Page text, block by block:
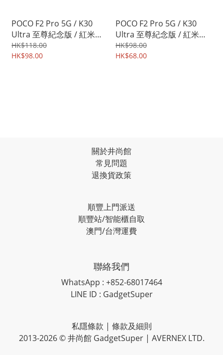
POCO F2 Pro 5G / K30
Ultra 至尊紀念版 / 紅米
K30 Pro NILLKIN 秦系列 翻
蓋保護殼 翻頁皮套Flip
HK$118.00
HK$98.00
POCO F2 Pro 5G / K30
Ultra 至尊紀念版 / 紅米
K30 Pro NILLKIN CP+Pro
全屏覆蓋 防爆強化玻璃貼
HK$98.00
HK$68.00
關於井尚館
常見問題
退換貨政策
順豐上門派送
順豐站/智能櫃自取
澳門/台灣運費
聯絡我們
WhatsApp : +852-68017464
LINE ID : GadgetSuper
私隱條款 | 條款及細則
2013-2026 © 井尚館 GadgetSuper | AVERNEX LTD.